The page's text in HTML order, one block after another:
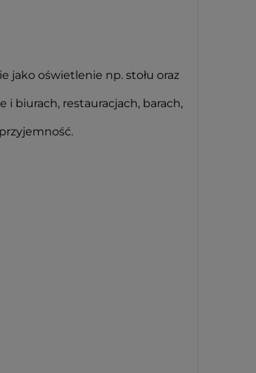
jako oświetlenie np. stołu oraz
biurach, restauracjach, barach,